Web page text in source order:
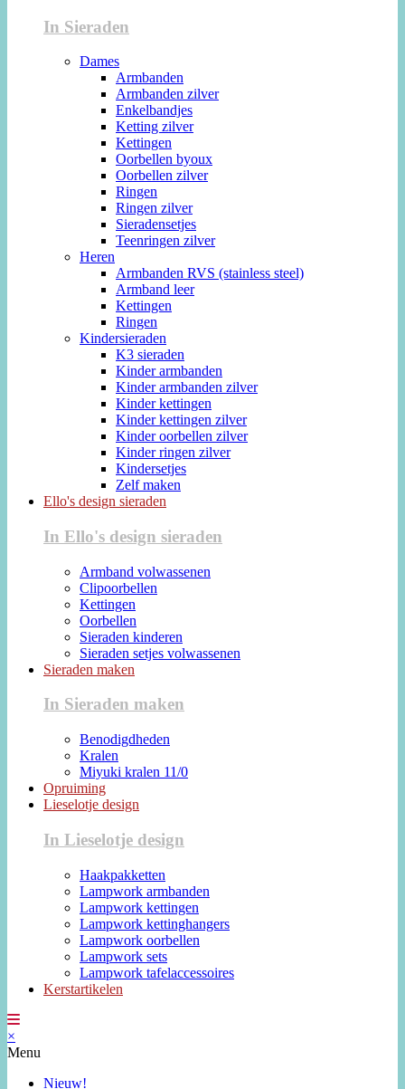
In Sieraden
Dames
Armbanden
Armbanden zilver
Enkelbandjes
Ketting zilver
Kettingen
Oorbellen byoux
Oorbellen zilver
Ringen
Ringen zilver
Sieradensetjes
Teenringen zilver
Heren
Armbanden RVS (stainless steel)
Armband leer
Kettingen
Ringen
Kindersieraden
K3 sieraden
Kinder armbanden
Kinder armbanden zilver
Kinder kettingen
Kinder kettingen zilver
Kinder oorbellen zilver
Kinder ringen zilver
Kindersetjes
Zelf maken
Ello's design sieraden
In Ello's design sieraden
Armband volwassenen
Clipoorbellen
Kettingen
Oorbellen
Sieraden kinderen
Sieraden setjes volwassenen
Sieraden maken
In Sieraden maken
Benodigdheden
Kralen
Miyuki kralen 11/0
Opruiming
Lieselotje design
In Lieselotje design
Haakpakketten
Lampwork armbanden
Lampwork kettingen
Lampwork kettinghangers
Lampwork oorbellen
Lampwork sets
Lampwork tafelaccessoires
Kerstartikelen
×
Menu
Nieuw!